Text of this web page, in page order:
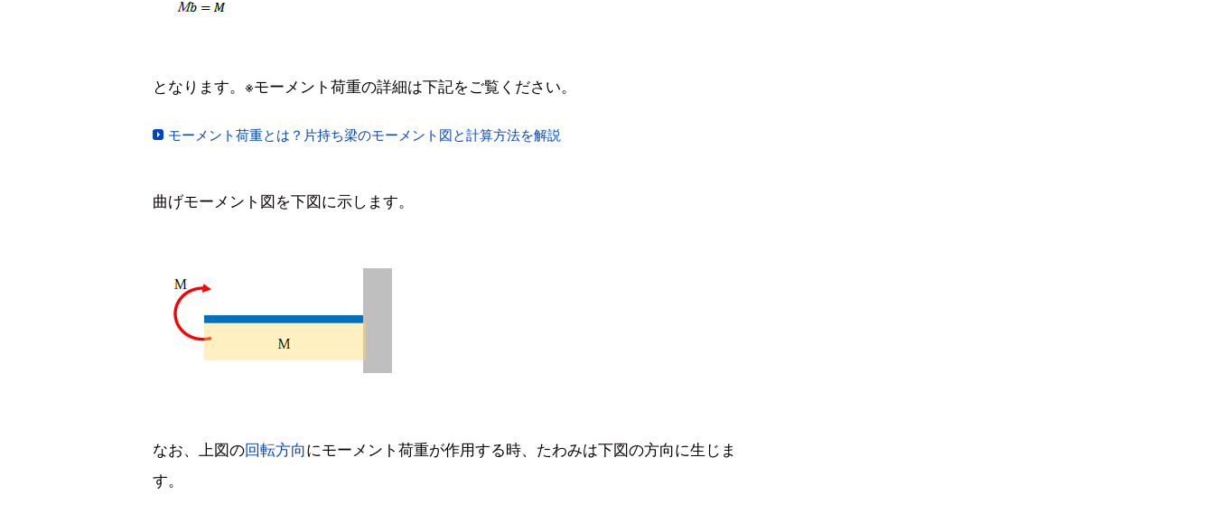
となります。※モーメント荷重の詳細は下記をご覧ください。
モーメント荷重とは？片持ち梁のモーメント図と計算方法を解説
曲げモーメント図を下図に示します。
なお、上図の回転方向にモーメント荷重が作用する時、たわみは下図の方向に生じま
す。